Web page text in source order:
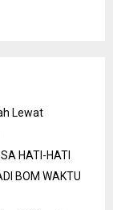
Lewat
HATI-HATI
BOM WAKTU